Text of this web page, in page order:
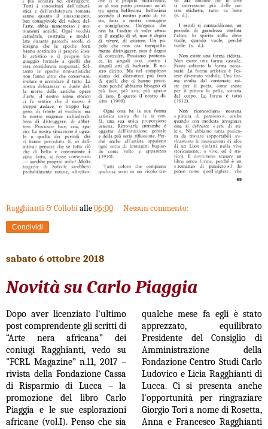
Ragghianti & Collobialle06:00 Nessun commento:
Condividi
sabato 6 ottobre 2018
Novità su Carlo Piaggia
Dopo aver licenziato l'ultimo
post comprendente gli scritti di
“Arte nera africana” dei
coniugi Ragghianti, vedo su
"FCRL Magazine” n.11, 2017 –
rivista della Fondazione Cassa
di Risparmio di Lucca – la
promozione del libro Carlo
Piaggia e le sue esplorazioni
africane (vol.I). Penso che sia
qualche mese fa egli è stato
apprezzato, equilibrato
Presidente del Consiglio di
Amministrazione della
Fondazione Centro Studi Carlo
Ludovico e Licia Ragghianti di
Lucca. Ci si presenta anche
l'opportunità per ringraziare
Giorgio Tori a nome di Rosetta,
Anna e Francesco Ragghianti